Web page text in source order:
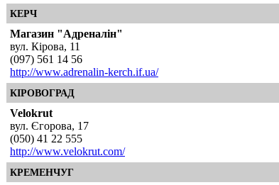
КЕРЧ
Магазин "Адреналін"
вул. Кірова, 11
(097) 561 14 56
http://www.adrenalin-kerch.if.ua/
КІРОВОГРАД
Velokrut
вул. Єгорова, 17
(050) 41 22 555
http://www.velokrut.com/
КРЕМЕНЧУГ